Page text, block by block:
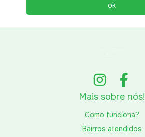
Mais sobre nós!
Como funciona?
Bairros atendidos